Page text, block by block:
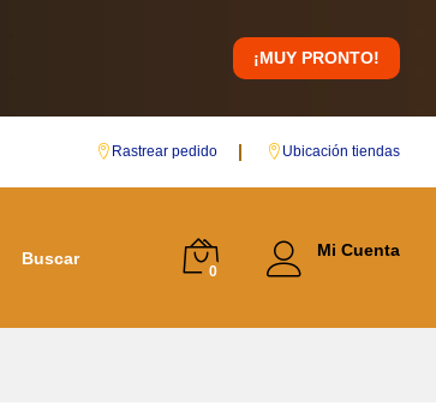
¡MUY PRONTO!
Rastrear pedido Ubicación tiendas
Buscar
0
Mi Cuenta
Añadir al carrito